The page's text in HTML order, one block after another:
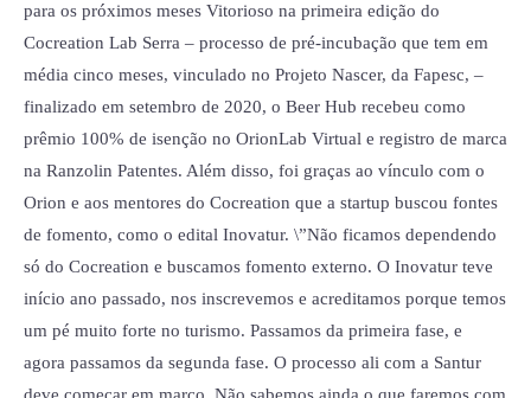
para os próximos meses Vitorioso na primeira edição do
Cocreation Lab Serra – processo de pré-incubação que tem em
média cinco meses, vinculado no Projeto Nascer, da Fapesc, –
finalizado em setembro de 2020, o Beer Hub recebeu como
prêmio 100% de isenção no OrionLab Virtual e registro de marca
na Ranzolin Patentes. Além disso, foi graças ao vínculo com o
Orion e aos mentores do Cocreation que a startup buscou fontes
de fomento, como o edital Inovatur. \”Não ficamos dependendo
só do Cocreation e buscamos fomento externo. O Inovatur teve
início ano passado, nos inscrevemos e acreditamos porque temos
um pé muito forte no turismo. Passamos da primeira fase, e
agora passamos da segunda fase. O processo ali com a Santur